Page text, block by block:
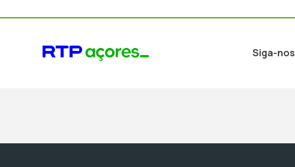
Siga-